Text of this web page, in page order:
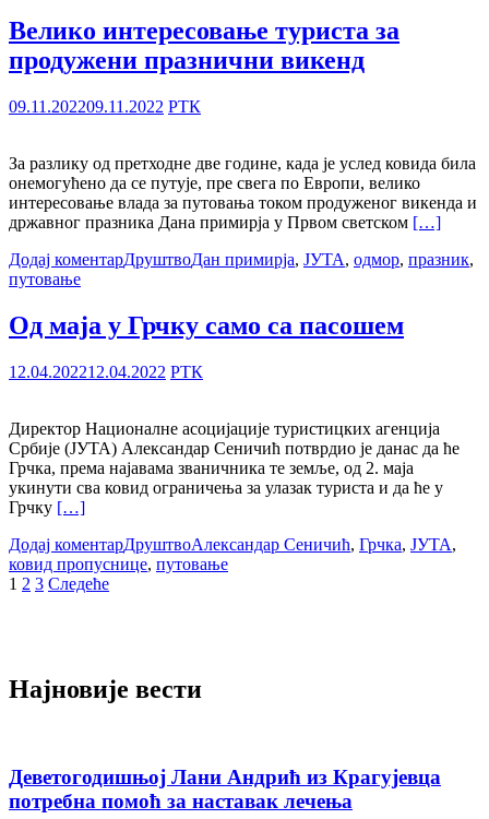
Велико интересовање туриста за
продужени празнични викенд
09.11.202209.11.2022 РТК
За разлику од претходне две године, када је услед ковида била
онемогућено да се путује, пре свега по Европи, велико
интересовање влада за путовања током продуженог викенда и
државног празника Дана примирја у Првом светском […]
Додај коментарДруштвоДан примирја, ЈУТА, одмор, празник,
путовање
Од маја у Грчку само са пасошем
12.04.202212.04.2022 РТК
Директор Националне асоцијације туристицких агенција
Србије (ЈУТА) Александар Сеничић потврдио је данас да ће
Грчка, према најавама званичника те земље, од 2. маја
укинути сва ковид ограничења за улазак туриста и да ће у
Грчку […]
Додај коментарДруштвоАлександар Сеничић, Грчка, ЈУТА,
ковид пропуснице, путовање
Пагинација
1 2 3 Следеће
Најновије вести
Деветогодишњој Лани Андрић из Крагујевца
потребна помоћ за наставак лечења